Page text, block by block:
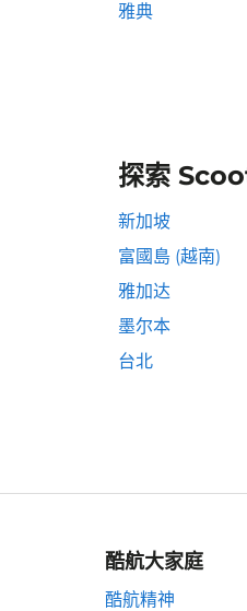
雅典
探索
新加坡
富國島 (越南)
雅加达
墨尔本
台北
酷航大家庭
酷航精神